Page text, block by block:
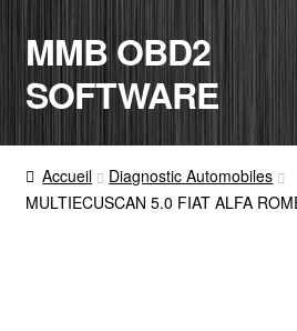
Aller
à
la
Aller
au
contenu
MMB OBD2
SOFTWARE
ACCUEIL
BOUTIQUE
Accueil
Diagnostic Automobiles
MULTIECUSCAN 5.0 FIAT ALFA